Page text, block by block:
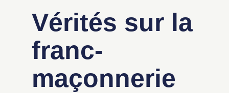
Vérités sur la
franc-
maçonnerie